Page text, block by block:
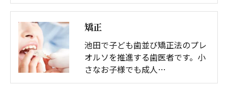
矯正
池田で子ども歯並び矯正法のプレ
オルソを推進する歯医者です。小
さなお子様でも成人…